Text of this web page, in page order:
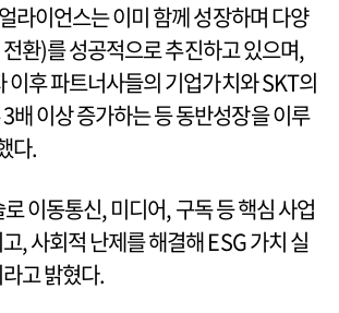
라이언스는 이미 함께 성장하며 다양
환)를 성공적으로 추진하고 있으며,
이후 파트너사들의 기업가치와 SKT의
배 이상 증가하는 등 동반성장을 이루
다.
이동통신, 미디어, 구독 등 핵심 사업
, 사회적 난제를 해결해 ESG 가치 실
고 밝혔다.